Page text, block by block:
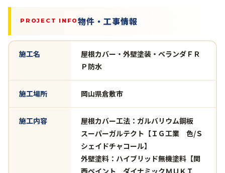
PROJECT INFO物件・工事情報
施工名
屋根カバー・外壁塗装・ベランダＦＲ
Ｐ防水
施工場所 岡山県倉敷市
施工内容
屋根カバー工法：ガルバリウム鋼板
スーパーガルテクト【ＩＧ工業 色/Ｓ
シェイドチャコール】
外壁塗料：ハイブリッド無機塗料【関